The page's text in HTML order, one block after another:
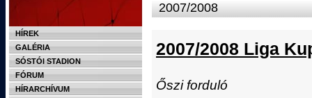
HÍREK
GALÉRIA
SÓSTÓI STADION
FÓRUM
HÍRARCHÍVUM
2007/2008
2007/2008 Liga
Őszi forduló